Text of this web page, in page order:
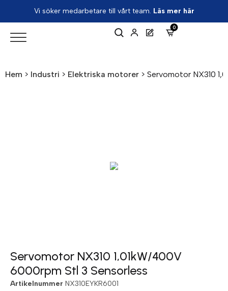
Vi söker medarbetare till vårt team. Läs mer här
0
Hem > Industri > Elektriska motorer > Servomotor NX310
Servomotor NX310 1,01kW/400V
6000rpm Stl 3 Sensorless
Artikelnummer NX310EYKR6001